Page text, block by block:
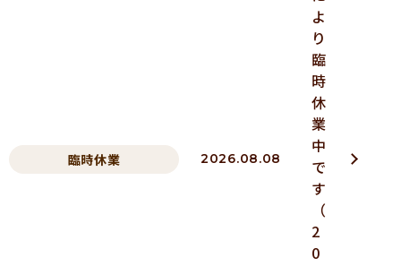
臨時休業 2026.08.08
よ
り
臨
時
休
業
中
で
す
（
2
0